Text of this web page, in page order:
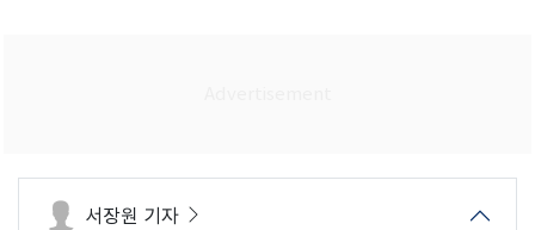
서장원 기자